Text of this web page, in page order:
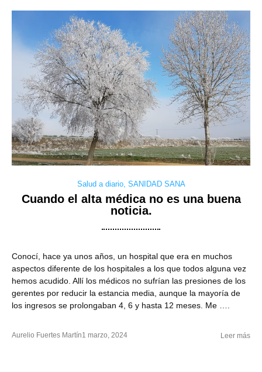
Salud a diario, SANIDAD SANA
Cuando el alta médica no es una buena
noticia.
Conocí, hace ya unos años, un hospital que era en muchos
aspectos diferente de los hospitales a los que todos alguna vez
hemos acudido. Allí los médicos no sufrían las presiones de los
gerentes por reducir la estancia media, aunque la mayoría de
los ingresos se prolongaban 4, 6 y hasta 12 meses. Me ….
Aurelio Fuertes Martín1 marzo, 2024 Leer más